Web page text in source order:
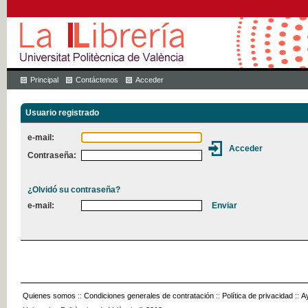
Principal Contáctenos Acceder
Usuario registrado
e-mail:
Contraseña:
¿Olvidó su contraseña?
e-mail:
Quienes somos :: Condiciones generales de contratación :: Política de privacidad ::